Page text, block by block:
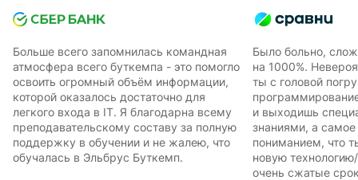
Больше всего запомнилась командная
атмосфера всего буткемпа - это помогло
освоить огромный объём информации,
которой оказалось достаточно для
легкого входа в IT. Я благодарна всему
преподавательскому составу за полную
поддержку в обучении и не жалею, что
обучалась в Эльбрус Буткемп.
Было больно,
на 1000%.
ты с головой
и выходишь
знаниями, а самое
пониманием, что
новую
очень сжатые